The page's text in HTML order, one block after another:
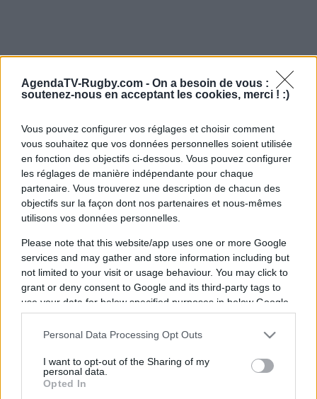
AgendaTV-Rugby.com - On a besoin de vous :
soutenez-nous en acceptant les cookies, merci ! :)
Vous pouvez configurer vos réglages et choisir comment
vous souhaitez que vos données personnelles soient utilisée
en fonction des objectifs ci-dessous. Vous pouvez configurer
les réglages de manière indépendante pour chaque
partenaire. Vous trouverez une description de chacun des
objectifs sur la façon dont nos partenaires et nous-mêmes
utilisons vos données personnelles.
Please note that this website/app uses one or more Google
services and may gather and store information including but
not limited to your visit or usage behaviour. You may click to
grant or deny consent to Google and its third-party tags to
use your data for below specified purposes in below Google
consent section.
Personal Data Processing Opt Outs
I want to opt-out of the Sharing of my
personal data.
Opted In
Programme TV Rugby>Champions Cup> Munster -
Saracens